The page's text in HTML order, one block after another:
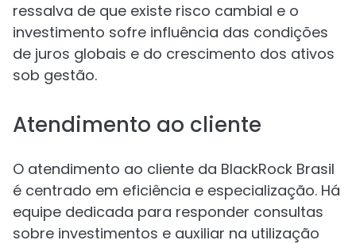
ressalva de que existe risco cambial e o
investimento sofre influência das condições
de juros globais e do crescimento dos ativos
sob gestão.
Atendimento ao cliente
O atendimento ao cliente da BlackRock Brasil
é centrado em eficiência e especialização. Há
equipe dedicada para responder consultas
sobre investimentos e auxiliar na utilização